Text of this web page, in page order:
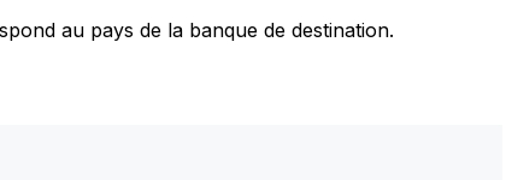
au pays de la banque de destination.